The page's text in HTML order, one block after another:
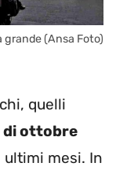
(Ansa Foto)
quelli
di ottobre
ultimi mesi. In